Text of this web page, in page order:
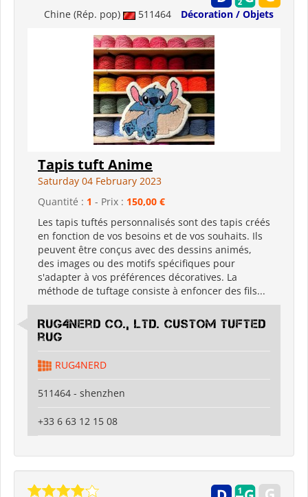
Chine (Rép. pop) 511464 Décoration / Objets
Tapis tuft Anime
Saturday 04 February 2023
Quantité : 1 - Prix : 150,00 €
Les tapis tuftés personnalisés sont des tapis créés
en fonction de vos besoins et de vos souhaits. Ils
peuvent être conçus avec des dessins animés,
des images ou des motifs spécifiques pour
s'adapter à vos préférences décoratives. La
méthode de tuftage consiste à enfoncer des fils...
Rug4nerd Co., Ltd. Custom Tufted
rug
RUG4NERD
511464 - shenzhen
+33 6 63 12 15 08